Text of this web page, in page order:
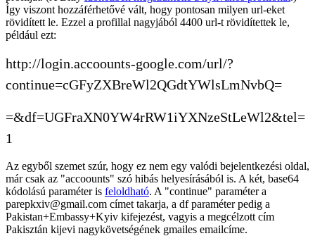
Így viszont hozzáférhetővé vált, hogy pontosan milyen url-eket
rövidített le. Ezzel a profillal nagyjából 4400 url-t rövidítettek le,
például ezt:
http://login.accoounts-google.com/url/?
continue=cGFyZXBreWl2QGdtYWlsLmNvbQ=
=&df=UGFraXN0YW4rRW1iYXNzeStLeWl2&tel=
1
Az egyből szemet szúr, hogy ez nem egy valódi bejelentkezési oldal,
már csak az "accoounts" szó hibás helyesírásából is. A két, base64
kódolású paraméter is feloldható. A "continue" paraméter a
parepkxiv@gmail.com címet takarja, a df paraméter pedig a
Pakistan+Embassy+Kyiv kifejezést, vagyis a megcélzott cím
Pakisztán kijevi nagykövetségének gmailes emailcíme.